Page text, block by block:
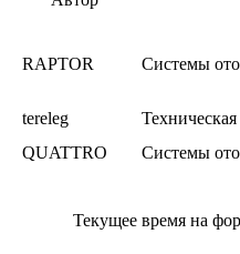
RAPTOR Системы
tereleg
QUATTRO Системы
Текущее время на